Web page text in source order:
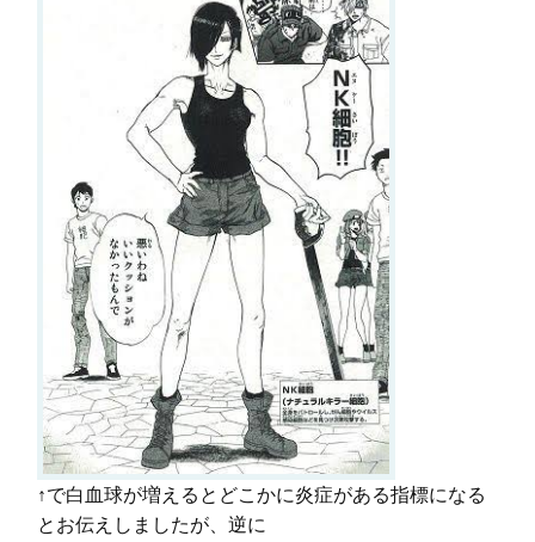
↑で白血球が増えるとどこかに炎症がある指標になる
とお伝えしましたが、逆に